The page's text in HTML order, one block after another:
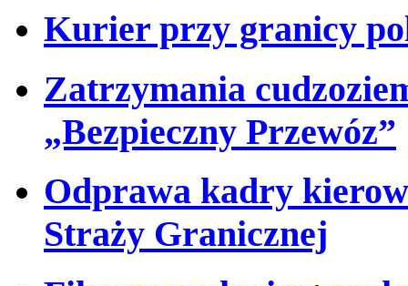
Kurier przy granicy
Zatrzymania
„Bezpieczny Przewóz”
Odprawa kadry
Straży Granicznej